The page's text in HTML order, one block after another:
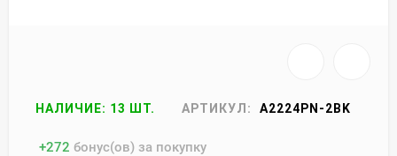
НАЛИЧИЕ: 13 ШТ. АРТИКУЛ: A2224PN-2BK
+272 бонус(ов) за покупку